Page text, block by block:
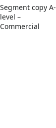
Segment copy A-
level –
Commercial